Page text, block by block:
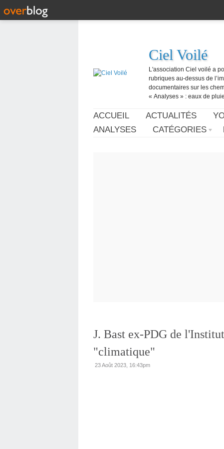
Ciel Voilé
L'association Ciel voilé a
rubriques au-dessus de
documentaires sur les
« Analyses » : eaux de
ACCUEIL ACTUALITÉS
ANALYSES
CATÉGORIES
J. Bast ex-PDG de
"climatique"
23 Août 2023, 16:43pm